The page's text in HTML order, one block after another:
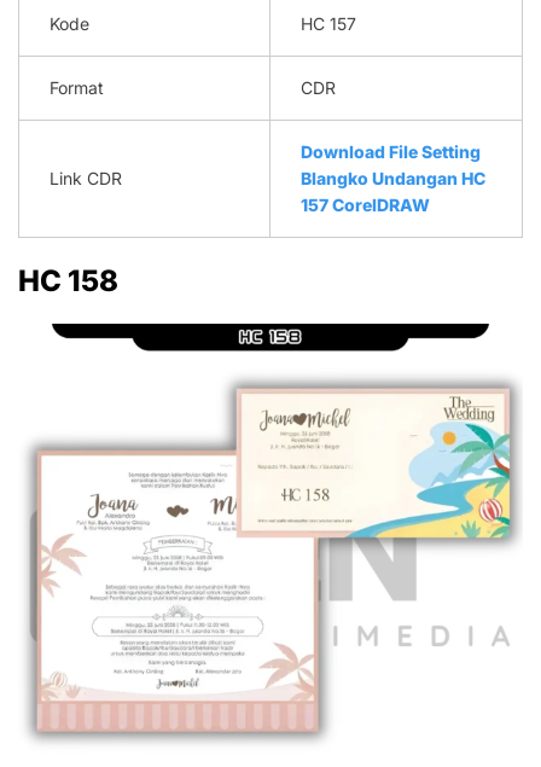
Kode HC 157
Format CDR
Link CDR
Download File Setting
Blangko Undangan HC
157 CorelDRAW
HC 158